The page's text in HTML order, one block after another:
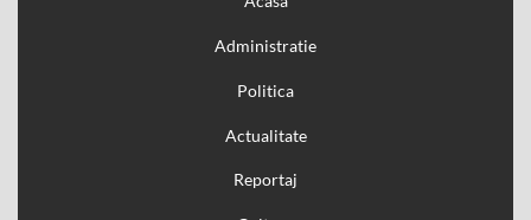
Administratie
Politica
Actualitate
Reportaj